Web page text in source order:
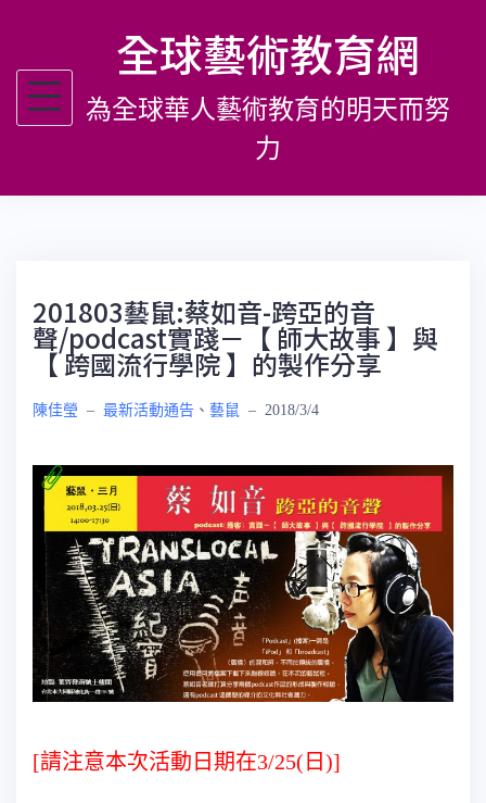
主
全球藝術教育網
為全球華人藝術教育的明天而努
力
201803藝鼠:蔡如音-跨亞的音
聲/podcast實踐－【 師大故事 】與
【 跨國流行學院 】的製作分享
陳佳瑩 – 最新活動通告 、 藝鼠 – 2018/3/4
[請注意本次活動日期在3/25(日)]